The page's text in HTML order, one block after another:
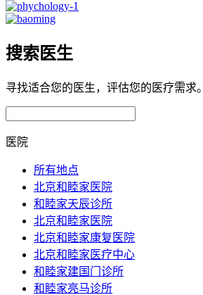
搜索医生
寻找适合您的医生，评估您的医疗需求。
医院
所有地点
北京和睦家医院
和睦家天辰诊所
北京和睦家医院
北京和睦家康复医院
北京和睦家医疗中心
和睦家建国门诊所
和睦家亮马诊所